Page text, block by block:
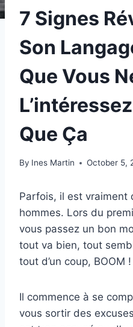
7 Signes
Son
Que Vous
Que Ça
By Ines Martin October 5,
Parfois, il est
hommes. Lors du
vous passez un bon
tout va bien, tout
tout d’un coup, BOOM !
Il commence à se
vous sortir des